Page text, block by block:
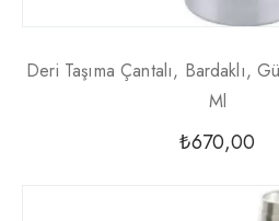
Deri Taşıma Çantalı, Bardaklı,
Ml
₺670,00